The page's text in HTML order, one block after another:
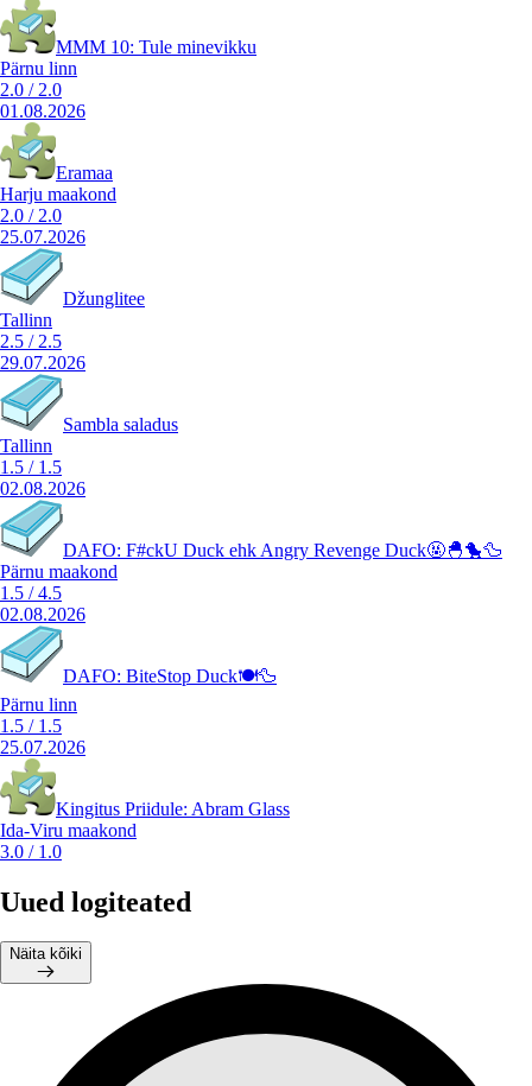
MMM 10: Tule minevikku
Pärnu linn
2.0 / 2.0
01.08.2026
Eramaa
Harju maakond
2.0 / 2.0
25.07.2026
Džunglitee
Tallinn
2.5 / 2.5
29.07.2026
Sambla saladus
Tallinn
1.5 / 1.5
02.08.2026
DAFO: F#ckU Duck ehk Angry Revenge Duck🤬🐣🐤🦆
Pärnu maakond
1.5 /4.5
02.08.2026
DAFO: BiteStop Duck🍽️🦆
Pärnu linn
1.5 / 1.5
25.07.2026
Kingitus Priidule: Abram Glass
Ida-Viru maakond
3.0 / 1.0
Uued logiteated
Näita kõiki